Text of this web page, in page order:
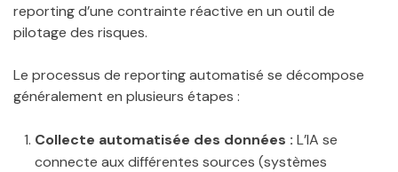
reporting d’une contrainte réactive en un outil de
pilotage des risques.
Le processus de reporting automatisé se décompose
généralement en plusieurs étapes :
Collecte automatisée des données : L’IA se
connecte aux différentes sources (systèmes